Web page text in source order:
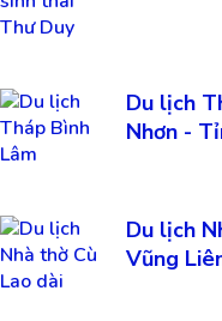
Du lịch
Nhơn -
Du lịch
Vũng